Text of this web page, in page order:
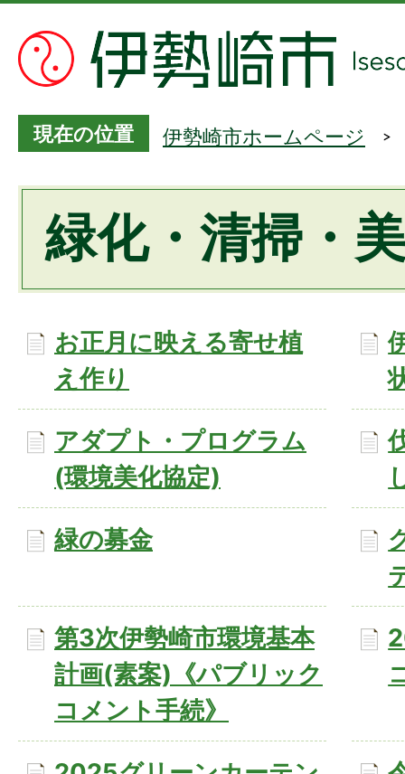
現在の位置 伊勢崎市ホームページ
緑化・清掃・
お正月に映える寄せ植
え作り
アダプト・プログラム
(環境美化協定)
緑の募金
第3次伊勢崎市環境基本
計画(素案)《パブリック
コメント手続》